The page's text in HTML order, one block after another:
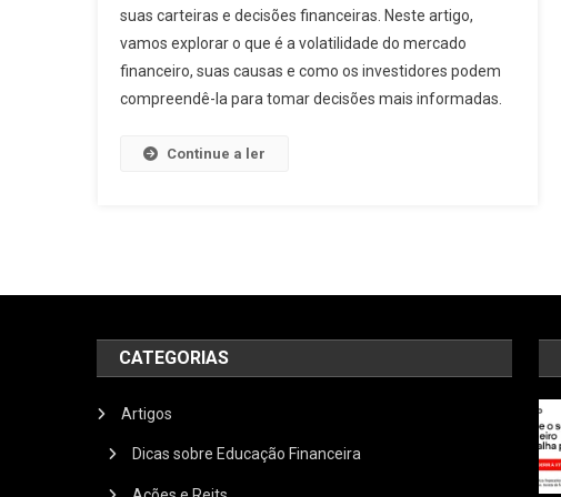
suas carteiras e decisões financeiras. Neste artigo,
vamos explorar o que é a volatilidade do mercado
financeiro, suas causas e como os investidores podem
compreendê-la para tomar decisões mais informadas.
Continue a ler
CATEGORIAS
Artigos
Dicas sobre Educação Financeira